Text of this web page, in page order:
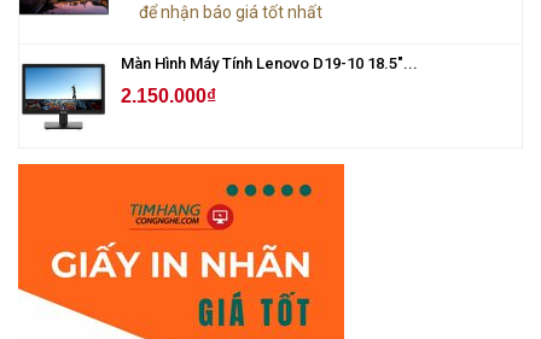
để nhận báo giá tốt nhất
Màn Hình Máy Tính Lenovo D19-10 18.5"...
2.150.000₫